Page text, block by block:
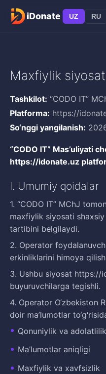
iDonate UZ RU
Maxfiylik
Tashkilot: “CODO IT”
Platforma: https://
So‘nggi yangilanish:
“CODO IT” Mas’uliyati
https://idonate.uz
I. Umumiy qoidalar
1. “CODO IT” MChJ
maxfiylik siyosati
tartibini belgilaydi.
2. Operator
erkinliklarini himoya
3. Ushbu siyosat https://
buyuruvchilarga tegishli.
4. Operator O‘zbekiston
doir ma’lumotlar
Qonuniylik va adolatlilik
Ma’lumotlar aniqligi
Maxfiylik va xavfsizlik